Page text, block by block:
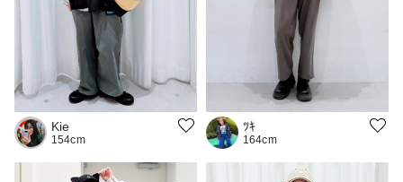
Kie
154cm
ﾂｷ
164cm